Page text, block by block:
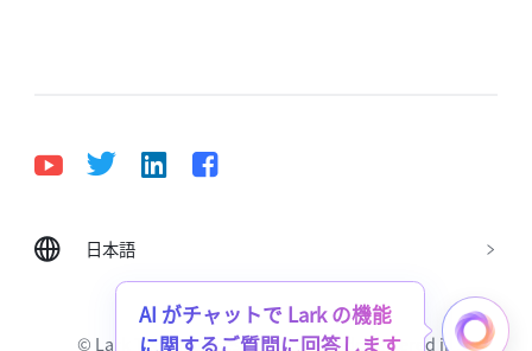
日本語
Bahasa Indonesia Deutsch English
Español
Italiano
Português (Brasil)
© Lark Technologies Pte. Ltd. Headquartered in
AI がチャットで Lark の機能